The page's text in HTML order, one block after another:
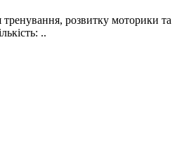
розвитку моторики та
..